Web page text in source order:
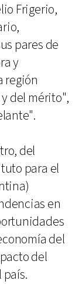
Frigerio,
pares de
y
región
del mérito",
del
para el
en
del
del